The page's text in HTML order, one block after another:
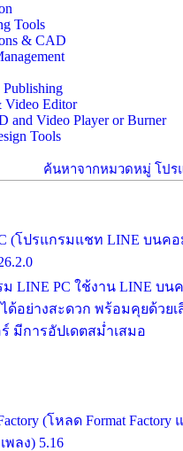
Tools
& CAD
Publishing
Video Editor
and Video Player or Burner
Tools
ค้นหาจากหมวดหมู่ โปร
(โปรแกรมแชท LINE บนคอ
LINE PC ใช้งาน LINE บ
ด้อย่างสะดวก พร้อมคุยด้วยเ
มีการอัปเดตสม่ำเสมอ
(โหลด Format
พลง) 5.16